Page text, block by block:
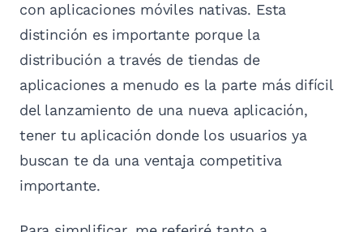
con aplicaciones móviles nativas. Esta
distinción es importante porque la
distribución a través de tiendas de
aplicaciones a menudo es la parte más difícil
del lanzamiento de una nueva aplicación,
tener tu aplicación donde los usuarios ya
buscan te da una ventaja competitiva
importante.